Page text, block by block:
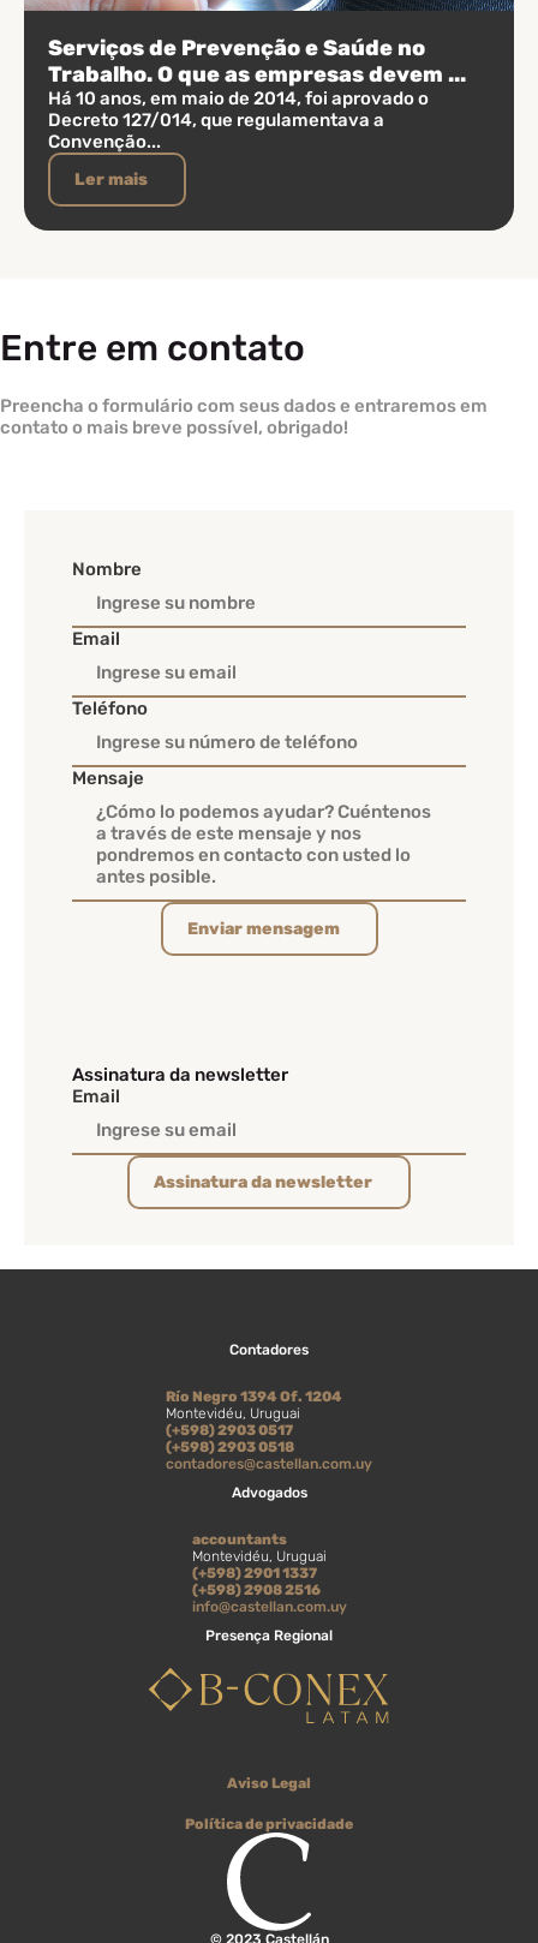
Serviços de Prevenção e Saúde no
Trabalho. O que as empresas devem ...
Há 10 anos, em maio de 2014, foi aprovado o
Decreto 127/014, que regulamentava a
Convenção...
Ler mais
Entre em contato
Preencha o formulário com seus dados e entraremos em
contato o mais breve possível, obrigado!
Nombre
Email
Teléfono
Mensaje
Enviar mensagem
Assinatura da newsletter
Email
Assinatura da newsletter
© 2023 Castellán
Aviso Legal
Política de privacidade
Presença Regional
Advogados
accountants
Montevidéu, Uruguai
(+598) 2901 1337
(+598) 2908 2516
info@castellan.com.uy
Contadores
Río Negro 1394 Of. 1204
Montevidéu, Uruguai
(+598) 2903 0517
(+598) 2903 0518
contadores@castellan.com.uy